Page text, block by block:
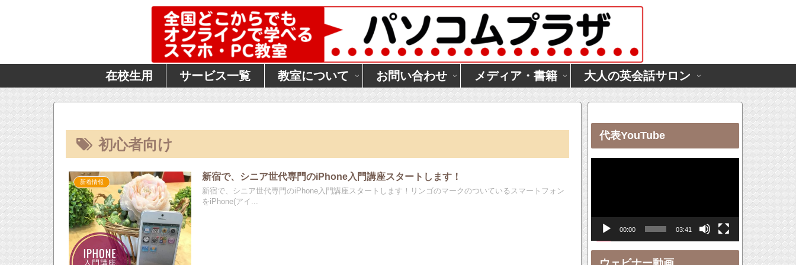
在校生用 サービス一覧 教室について お問い合わせ メディア・書籍 大人の英会話サロン
初心者向け
新着情報
新宿で、シニア世代専門のiPhone入門講座スタートします！
新宿で、シニア世代専門のiPhone入門講座スタートします！リンゴのマークのついているスマートフォン
をiPhone(アイ...
代表YouTube
レ
ヤ
00:00 03:41